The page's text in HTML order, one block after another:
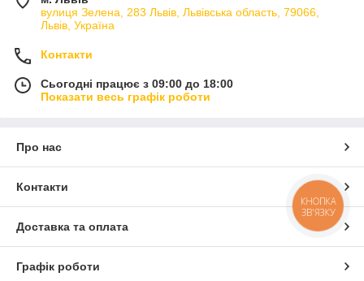
вулиця Зелена, 283 Львів, Львівська область, 79066,
Львів, Україна
Контакти
Сьогодні працює з 09:00 до 18:00
Показати весь графік роботи
Про нас
Контакти
Доставка та оплата
Графік роботи
КНОПКА
ЗВ'ЯЗКУ